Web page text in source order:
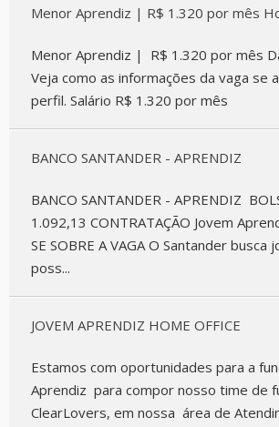
Menor Aprendiz | R$ 1.320 por mês
Menor Aprendiz | R$ 1.320 por mês
Veja como as informações da vaga se
perfil. Salário R$ 1.320 por mês
BANCO SANTANDER - APRENDIZ
BANCO SANTANDER - APRENDIZ
1.092,13 CONTRATAÇÃO Jovem
SE SOBRE A VAGA O Santander busca
poss...
JOVEM APRENDIZ HOME OFFICE
Estamos com oportunidades para a
Aprendiz para compor nosso time de
ClearLovers, em nossa área de